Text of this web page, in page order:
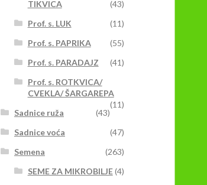
TIKVICA
(43)
Prof. s. LUK
(11)
Prof. s. PAPRIKA
(55)
Prof. s. PARADAJZ
(41)
Prof. s. ROTKVICA/
CVEKLA/ ŠARGAREPA
(11)
Sadnice ruža
(43)
Sadnice voća
(47)
Semena
(263)
SEME ZA MIKROBILJE(4)